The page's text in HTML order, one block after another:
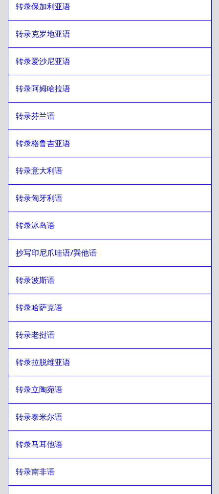
转录保加利亚语
转录克罗地亚语
转录爱沙尼亚语
转录阿姆哈拉语
转录芬兰语
转录格鲁吉亚语
转录意大利语
转录匈牙利语
转录冰岛语
抄写印尼爪哇语/巽他语
转录波斯语
转录哈萨克语
转录老挝语
转录拉脱维亚语
转录立陶宛语
转录泰米尔语
转录马耳他语
转录南非语